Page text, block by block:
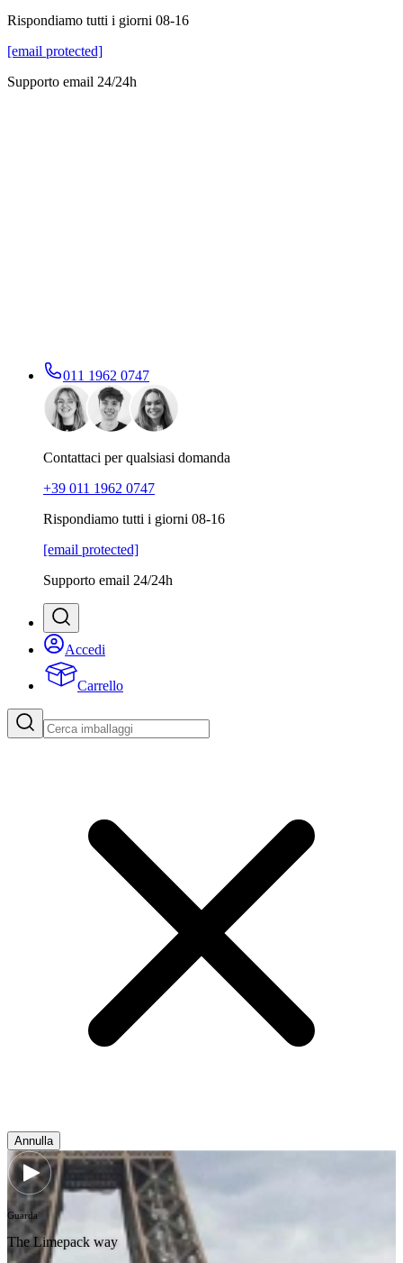
Rispondiamo tutti i giorni 08-16
[email protected]
Supporto email 24/24h
011 1962 0747
Contattaci per qualsiasi domanda
+39 011 1962 0747
Rispondiamo tutti i giorni 08-16
[email protected]
Supporto email 24/24h
Accedi
Carrello
Annulla
Guarda
The Limepack way